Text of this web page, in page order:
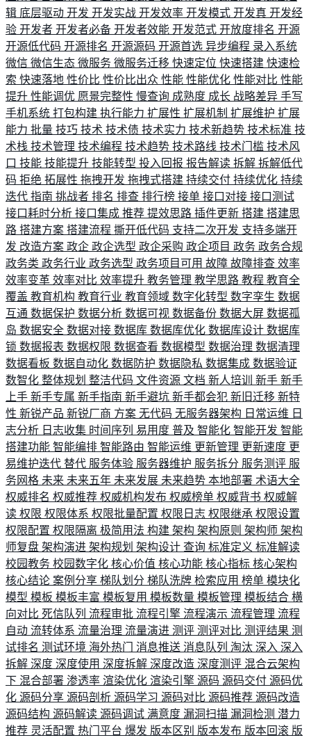
辑 底层驱动 开发 开发实战 开发效率 开发模式 开发真 开发经
验 开发者 开发者必备 开发者效能 开发范式 开放度排名 开源
开源低代码 开源排名 开源源码 开源首选 异步编程 录入系统
微信 微信生态 微服务 微服务迁移 快速定位 快速搭建 快速检
索 快速落地 性价比 性价比出众 性能 性能优化 性能对比 性能
提升 性能调优 愿景完整性 慢查询 成熟度 成长 战略差异 手写
手机系统 打包构建 执行能力 扩展性 扩展机制 扩展维护 扩展
能力 批量 技巧 技术 技术债 技术实力 技术新趋势 技术标准 技
术栈 技术管理 技术编程 技术趋势 技术路线 技术门槛 技术风
口 技能 技能提升 技能转型 投入回报 报告解读 拆解 拆解低代
码 拒绝 拓展性 拖拽开发 拖拽式搭建 持续交付 持续优化 持续
迭代 指南 挑战者 排名 排查 排行榜 接单 接口对接 接口测试
接口耗时分析 接口集成 推荐 提效思路 插件更新 搭建 搭建思
路 搭建方案 搭建流程 撕开低代码 支持二次开发 支持多端开
发 改造方案 政企 政企选型 政企采购 政企项目 政务 政务合规
政务类 政务行业 政务选型 政务项目可用 故障 故障排查 效率
效率变革 效率对比 效率提升 教务管理 教学思路 教程 教育全
覆盖 教育机构 教育行业 教育领域 数字化转型 数字孪生 数据
互通 数据保护 数据分析 数据可视 数据备份 数据大屏 数据孤
岛 数据安全 数据对接 数据库 数据库优化 数据库设计 数据库
锁 数据报表 数据权限 数据查看 数据模型 数据治理 数据清理
数据看板 数据自动化 数据防护 数据隐私 数据集成 数据验证
数智化 整体规划 整洁代码 文件资源 文档 新人培训 新手 新手
上手 新手专属 新手指南 新手避坑 新手都会犯 新旧迁移 新特
性 新锐产品 新锐厂商 方案 无代码 无服务器架构 日常运维 日
志分析 日志收集 时间序列 易用度 普及 智能化 智能开发 智能
搭建功能 智能编排 智能路由 智能运维 更新管理 更新速度 更
易维护迭代 替代 服务体验 服务器维护 服务拆分 服务测评 服
务网格 未来 未来五年 未来发展 未来趋势 本地部署 术语大全
权威排名 权威推荐 权威机构发布 权威榜单 权威背书 权威解
读 权限 权限体系 权限批量配置 权限日志 权限继承 权限设置
权限配置 权限隔离 极简用法 构建 架构 架构原则 架构师 架构
师复盘 架构演进 架构规划 架构设计 查询 标准定义 标准解读
校园教务 校园数字化 核心价值 核心功能 核心指标 核心架构
核心结论 案例分享 梯队划分 梯队洗牌 检索应用 榜单 模块化
模型 模板 模板丰富 模板复用 模板数量 模板管理 模板结合 横
向对比 死信队列 流程审批 流程引擎 流程演示 流程管理 流程
自动 流转体系 流量治理 流量演进 测评 测评对比 测评结果 测
试排名 测试环境 海外热门 消息推送 消息队列 淘汰 深入 深入
拆解 深度 深度使用 深度拆解 深度改造 深度测评 混合云架构
下 混合部署 渗透率 渲染优化 渲染引擎 源码 源码交付 源码优
化 源码分享 源码剖析 源码学习 源码对比 源码推荐 源码改造
源码结构 源码解读 源码调试 满意度 漏洞扫描 漏洞检测 潜力
推荐 灵活配置 热门平台 爆发 版本区别 版本发布 版本回滚 版